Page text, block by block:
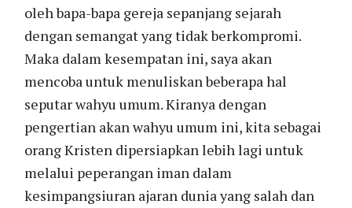
oleh bapa-bapa gereja sepanjang sejarah
dengan semangat yang tidak berkompromi.
Maka dalam kesempatan ini, saya akan
mencoba untuk menuliskan beberapa hal
seputar wahyu umum. Kiranya dengan
pengertian akan wahyu umum ini, kita sebagai
orang Kristen dipersiapkan lebih lagi untuk
melalui peperangan iman dalam
kesimpangsiuran ajaran dunia yang salah dan